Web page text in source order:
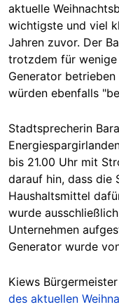
aktuelle
wichtigste und viel
Jahren zuvor. Der
trotzdem für wenige
Generator
würden ebenfalls
Stadtsprecherin
bis 21.00 Uhr mit
darauf hin, dass die
Haushaltsmittel
wurde
Unternehmen
Generator wurde
Kiews
des aktuellen